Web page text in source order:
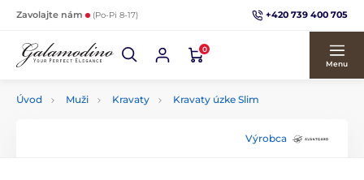
Zavolajte nám (Po-Pi 8-17) +420 739 400 705
0
Menu
Úvod Muži Kravaty Kravaty úzke Slim
Výrobca